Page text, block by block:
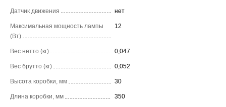
Датчик движения нет
Максимальная мощность лампы
(Вт)
12
Вес нетто (кг) 0,047
Вес брутто (кг) 0,052
Высота коробки, мм 30
Длина коробки, мм 350